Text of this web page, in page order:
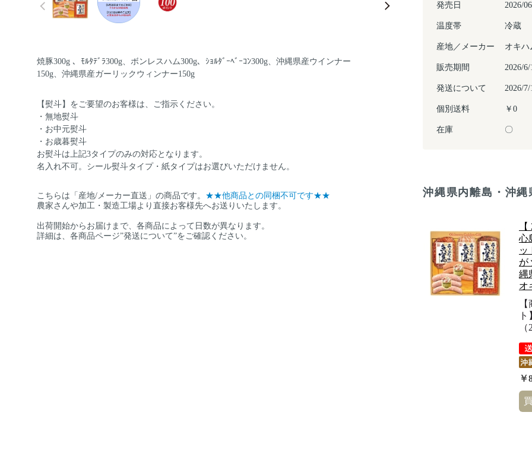
焼豚300g 、ﾓﾙﾀﾃﾞﾗ300g、ボンレスハム300g、ｼｮﾙﾀﾞｰﾍﾞｰｺﾝ300g、沖縄県産ウインナー
150g、沖縄県産ガーリックウィンナー150g
【熨斗】をご要望のお客様は、ご指示ください。
・無地熨斗
・お中元熨斗
・お歳暮熨斗
お熨斗は上記3タイプのみの対応となります。
名入れ不可。シール熨斗タイプ・紙タイプはお選びいただけません。
こちらは「産地/メーカー直送」の商品です。 ★★他商品との同梱不可です★★
農家さんや加工・製造工場より直接お客様先へお送りいたします。
出荷開始からお届けまで、各商品によって日数が異なります。
詳細は、各商品ページ”発送について”をご確認ください。
発売日 2026/
温度帯 冷蔵
産地／メーカー オキハ
販売期間 2026/
発送について 2026/
個別送料 ￥0
在庫 〇
沖縄県内離島・沖
心
ッ
が
縄
オ
￥